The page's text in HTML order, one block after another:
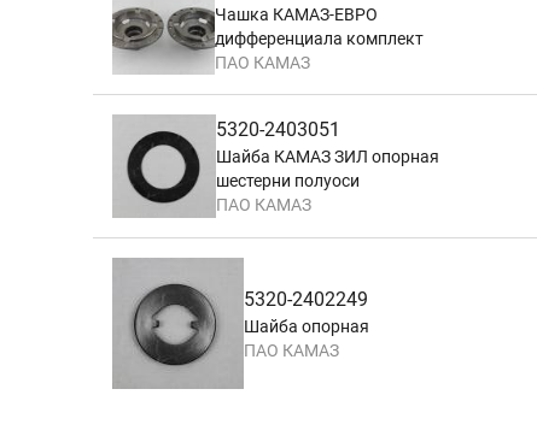
Чашка КАМАЗ-ЕВРО
дифференциала комплект
ПАО КАМАЗ
5320-2403051
Шайба КАМАЗ ЗИЛ опорная
шестерни полуоси
ПАО КАМАЗ
5320-2402249
Шайба опорная
ПАО КАМАЗ